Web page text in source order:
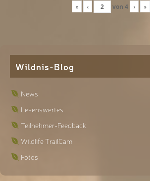
« ‹ von 4 › »
Wildnis-Blog
News
Lesenswertes
Teilnehmer-Feedback
Wildlife TrailCam
Fotos